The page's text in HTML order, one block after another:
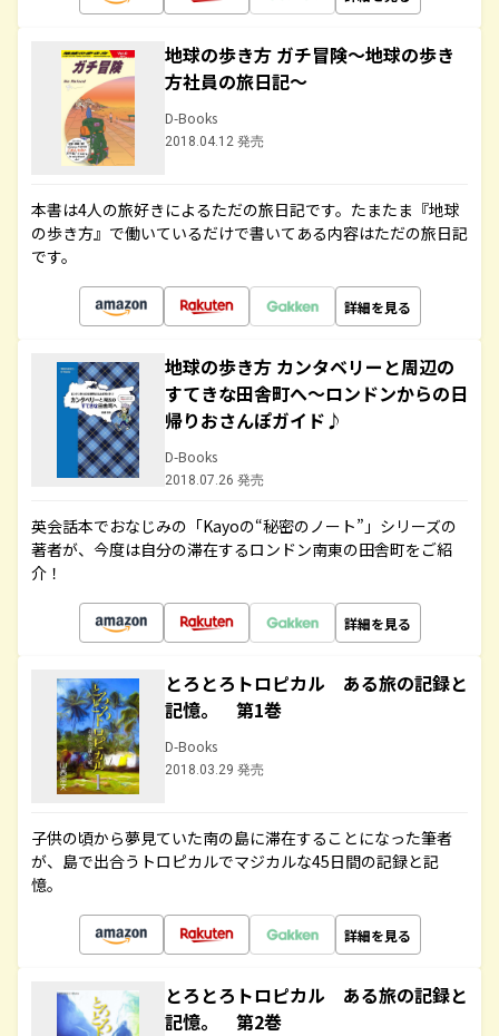
地球の歩き方 ガチ冒険～地球の歩き
方社員の旅日記～
D-Books
2018.04.12 発売
本書は4人の旅好きによるただの旅日記です。たまたま『地球
の歩き方』で働いているだけで書いてある内容はただの旅日記
です。
詳細を見る
地球の歩き方 カンタベリーと周辺の
すてきな田舎町へ～ロンドンからの日
帰りおさんぽガイド♪
D-Books
2018.07.26 発売
英会話本でおなじみの「Kayoの“秘密のノート”」シリーズの
著者が、今度は自分の滞在するロンドン南東の田舎町をご紹
介！
詳細を見る
とろとろトロピカル ある旅の記録と
記憶。 第1巻
D-Books
2018.03.29 発売
子供の頃から夢見ていた南の島に滞在することになった筆者
が、島で出合うトロピカルでマジカルな45日間の記録と記
憶。
詳細を見る
とろとろトロピカル ある旅の記録と
記憶。 第2巻